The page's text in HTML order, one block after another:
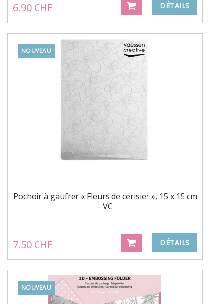
6.90 CHF DÉTAILS
NOUVEAU
Pochoir à gaufrer « Fleurs de cerisier », 15 x 15 cm
- VC
7.50 CHF DÉTAILS
NOUVEAU